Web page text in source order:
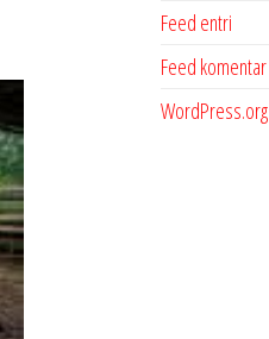
Feed entri
Feed komentar
WordPress.org